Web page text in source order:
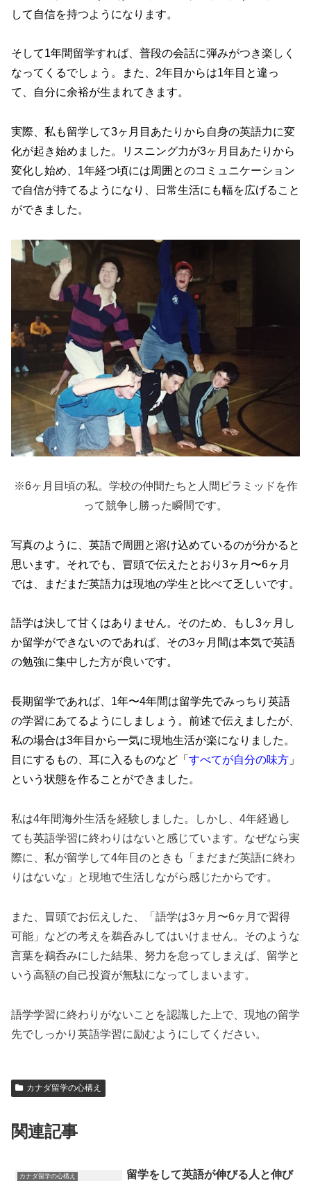
して自信を持つようになります。
そして1年間留学すれば、普段の会話に弾みがつき楽しく
なってくるでしょう。また、2年目からは1年目と違っ
て、自分に余裕が生まれてきます。
実際、私も留学して3ヶ月目あたりから自身の英語力に変
化が起き始めました。リスニング力が3ヶ月目あたりから
変化し始め、1年経つ頃には周囲とのコミュニケーション
で自信が持てるようになり、日常生活にも幅を広げること
ができました。
※6ヶ月目頃の私。学校の仲間たちと人間ピラミッドを作
って競争し勝った瞬間です。
写真のように、英語で周囲と溶け込めているのが分かると
思います。それでも、冒頭で伝えたとおり3ヶ月〜6ヶ月
では、まだまだ英語力は現地の学生と比べて乏しいです。
語学は決して甘くはありません。そのため、もし3ヶ月し
か留学ができないのであれば、その3ヶ月間は本気で英語
の勉強に集中した方が良いです。
長期留学であれば、1年〜4年間は留学先でみっちり英語
の学習にあてるようにしましょう。前述で伝えましたが、
私の場合は3年目から一気に現地生活が楽になりました。
目にするもの、耳に入るものなど「 すべてが自分の味方 」
という状態を作ることができました。
私は4年間海外生活を経験しました。しかし、4年経過し
ても英語学習に終わりはないと感じています。なぜなら実
際に、私が留学して4年目のときも「まだまだ英語に終わ
りはないな」と現地で生活しながら感じたからです。
また、冒頭でお伝えした、「語学は3ヶ月〜6ヶ月で習得
可能」などの考えを鵜呑みしてはいけません。そのような
言葉を鵜呑みにした結果、努力を怠ってしまえば、留学と
いう高額の自己投資が無駄になってしまいます。
語学学習に終わりがないことを認識した上で、現地の留学
先でしっかり英語学習に励むようにしてください。
カナダ留学の心構え
関連記事
カナダ留学の心構え
留学をして英語が伸びる人と伸び